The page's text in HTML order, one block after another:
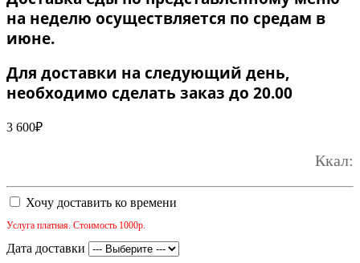
на неделю осуществляется по средам в
июне.
Для доставки на следующий день,
необходимо сделать заказ до 20.00
3 600₽
Ккал:
Хочу доставить ко времени
Услуга платная. Стоимость 1000р.
Дата доставки